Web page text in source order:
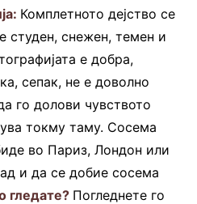
Комплетното дејство се
студен, снежен, темен и
е добра,
сепак, не е доволно
го долови чувството
токму таму. Сосема
во Париз, Лондон или
и да се добие сосема
гледате? Погледнете го